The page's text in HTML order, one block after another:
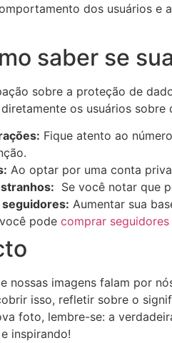
dos usuários e
saber‍ se
sobre a proteção de
os usuários ⁢sobre⁣
Fique ‍atento ao
Ao ⁢optar por uma conta​
Se você notar que
Aumentar​ sua
pode comprar
nossas imagens falam por‌
isso,‌ refletir sobre o
foto, lembre-se: a
inspirando!